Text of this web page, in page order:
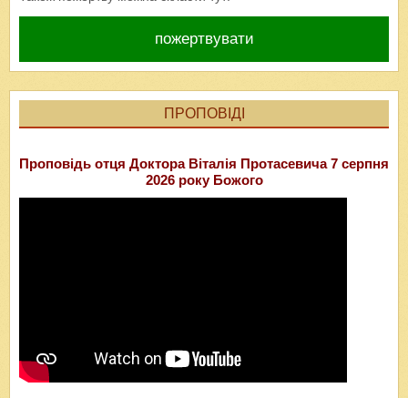
пожертвувати
ПРОПОВІДІ
Проповідь отця Доктора Віталія Протасевича 7 серпня
2026 року Божого